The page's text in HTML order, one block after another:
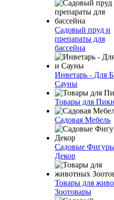
Садовый пруд и
препараты для
бассейна
Инветарь - Для
Сауны
Товары для
Садовая Мебель
Садовые
Декор
Товары для
Зоотовары